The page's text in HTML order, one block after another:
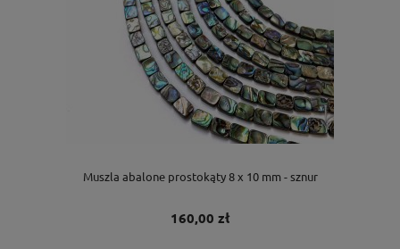
Muszla abalone prostokąty 8 x 10 mm - sznur
160,00 zł